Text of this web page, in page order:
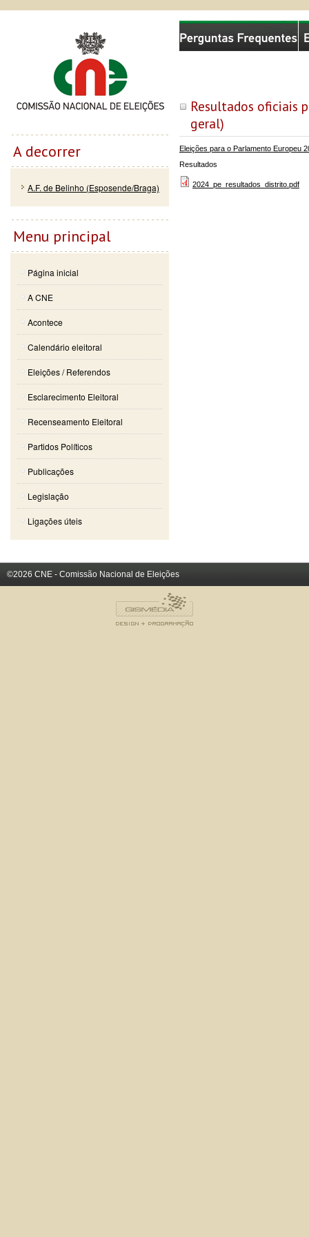
Resultados oficiais
geral)
Eleições para o Parlamento Europeu
Resultados
2024_pe_resultados_distrito.pdf
Comissão Nacional de Eleições
A decorrer
A.F. de Belinho (Esposende/Braga)
Menu principal
Página inicial
A CNE
Acontece
Calendário eleitoral
Eleições / Referendos
Esclarecimento Eleitoral
Recenseamento Eleitoral
Partidos Políticos
Publicações
Legislação
Ligações úteis
©2026 CNE - Comissão Nacional de Eleições